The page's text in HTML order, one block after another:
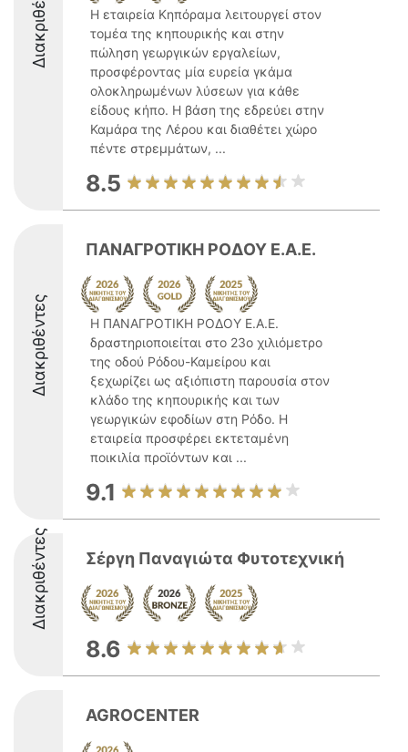
Η εταιρεία Κηπόραμα λειτουργεί στον
τομέα της κηπουρικής και στην
πώληση γεωργικών εργαλείων,
προσφέροντας μία ευρεία γκάμα
ολοκληρωμένων λύσεων για κάθε
είδους κήπο. Η βάση της εδρεύει στην
Καμάρα της Λέρου και διαθέτει χώρο
πέντε στρεμμάτων, ...
8.5
Διακριθέντες
ΠΑΝΑΓΡΟΤΙΚΗ ΡΟΔΟΥ Ε.Α.Ε.
Η ΠΑΝΑΓΡΟΤΙΚΗ ΡΟΔΟΥ Ε.Α.Ε.
δραστηριοποιείται στο 23ο χιλιόμετρο
της οδού Ρόδου-Καμείρου και
ξεχωρίζει ως αξιόπιστη παρουσία στον
κλάδο της κηπουρικής και των
γεωργικών εφοδίων στη Ρόδο. Η
εταιρεία προσφέρει εκτεταμένη
ποικιλία προϊόντων και ...
9.1
Διακριθέντες Σέργη Παναγιώτα Φυτοτεχνική
8.6
AGROCENTER